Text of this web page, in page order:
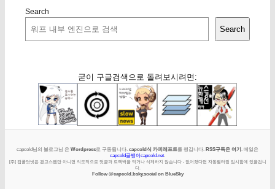
Search
Search
굳이 구글검색으로 돌려보시려면:
capcold님의 블로그님 은 Wordpress로 구동됩니다. capcold식 카피레프트를 챙깁니다. RSS구독은 여기 . 메일은
capcold골뱅이capcold.net
[주] 캡콜닷넷은 광고스팸만 아니면 의도적으로 덧글과 트랙백을 막거나 삭제하지 않습니다 - 없어졌다면 자동필터링 임시함에 있을겁니
다.
Follow @capcold.bsky.social on BlueSky